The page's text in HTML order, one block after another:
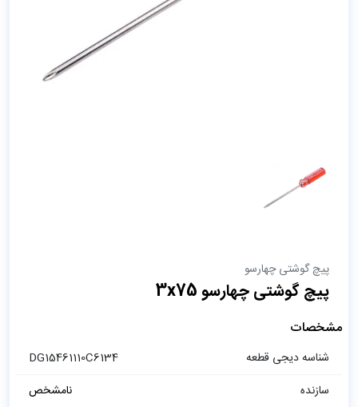
پیچ گوشتی چهارسو
پیچ گوشتی چهارسو 3x75
مشخصات
شناسه دیجی قطعه
DG15461110C6134
سازنده
نامشخص